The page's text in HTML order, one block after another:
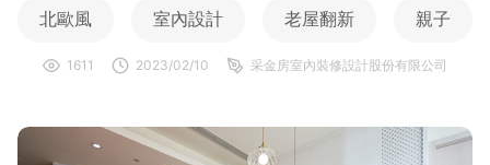
北歐風 室內設計 老屋翻新 親子
1611 2023/02/10 采金房室內裝修設計股份有限公司